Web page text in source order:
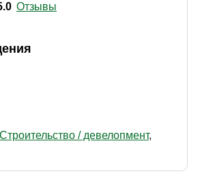
Отзывы
Строительство / девелопмент